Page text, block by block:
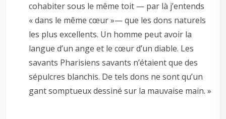
cohabiter sous le même toit — par là j’entends
« dans le même cœur »— que les dons naturels
les plus excellents. Un homme peut avoir la
langue d’un ange et le cœur d’un diable. Les
savants Pharisiens savants n’étaient que des
sépulcres blanchis. De tels dons ne sont qu’un
gant somptueux dessiné sur la mauvaise main. »